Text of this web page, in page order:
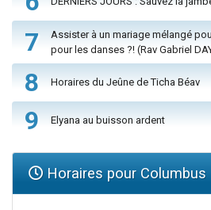
7
Assister à un mariage mélangé
pour les danses ?! (Rav Gabriel
8 Horaires du Jeûne de Ticha Béav
9 Elyana au buisson ardent
Horaires pour Columbus